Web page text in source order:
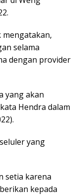
mengatakan,
selama
dengan provider
yang akan
Hendra dalam
yang
setia karena
kepada